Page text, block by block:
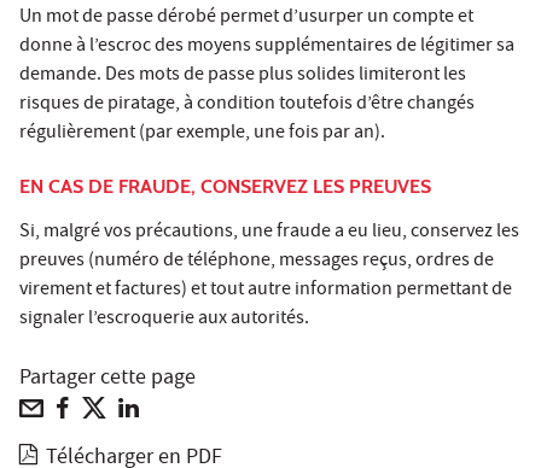
Un mot de passe dérobé permet d’usurper un compte et
donne à l’escroc des moyens supplémentaires de légitimer sa
demande. Des mots de passe plus solides limiteront les
risques de piratage, à condition toutefois d’être changés
régulièrement (par exemple, une fois par an).
EN CAS DE FRAUDE, CONSERVEZ LES PREUVES
Si, malgré vos précautions, une fraude a eu lieu, conservez les
preuves (numéro de téléphone, messages reçus, ordres de
virement et factures) et tout autre information permettant de
signaler l’escroquerie aux autorités.
Partager cette page
Télécharger en PDF